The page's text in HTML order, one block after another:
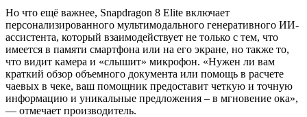
Но что ещё важнее, Snapdragon 8 Elite включает
персонализированного мультимодального генеративного ИИ-
ассистента, который взаимодействует не только с тем, что
имеется в памяти смартфона или на его экране, но также то,
что видит камера и «слышит» микрофон. «Нужен ли вам
краткий обзор объемного документа или помощь в расчете
чаевых в чеке, ваш помощник предоставит четкую и точную
информацию и уникальные предложения – в мгновение ока»,
— отмечает производитель.